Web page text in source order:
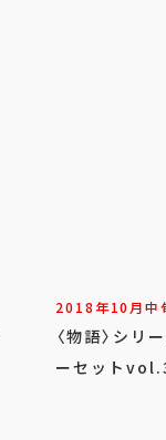
2018年10月中
〈物語〉シリ
ーセット